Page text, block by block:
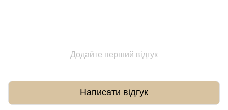
Додайте перший відгук
Написати відгук